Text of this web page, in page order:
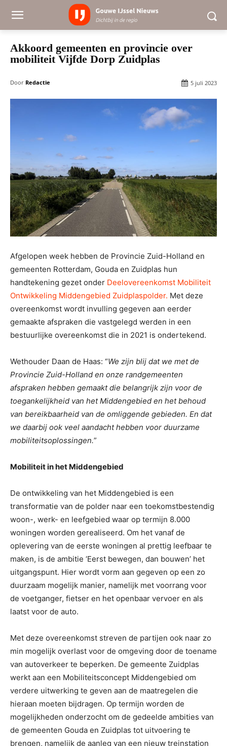
Akkoord gemeenten en provincie over
mobiliteit Vijfde Dorp Zuidplas
Door Redactie 5 juli 2023
Afgelopen week hebben de Provincie Zuid-Holland en
gemeenten Rotterdam, Gouda en Zuidplas hun
handtekening gezet onder Deelovereenkomst Mobiliteit
Ontwikkeling Middengebied Zuidplaspolder. Met deze
overeenkomst wordt invulling gegeven aan eerder
gemaakte afspraken die vastgelegd werden in een
bestuurlijke overeenkomst die in 2021 is ondertekend.
Wethouder Daan de Haas: “We zijn blij dat we met de
Provincie Zuid-Holland en onze randgemeenten
afspraken hebben gemaakt die belangrijk zijn voor de
toegankelijkheid van het Middengebied en het behoud
van bereikbaarheid van de omliggende gebieden. En dat
we daarbij ook veel aandacht hebben voor duurzame
mobiliteitsoplossingen.”
Mobiliteit in het Middengebied
De ontwikkeling van het Middengebied is een
transformatie van de polder naar een toekomstbestendig
woon-, werk- en leefgebied waar op termijn 8.000
woningen worden gerealiseerd. Om het vanaf de
oplevering van de eerste woningen al prettig leefbaar te
maken, is de ambitie ‘Eerst bewegen, dan bouwen’ het
uitgangspunt. Hier wordt vorm aan gegeven op een zo
duurzaam mogelijk manier, namelijk met voorrang voor
de voetganger, fietser en het openbaar vervoer en als
laatst voor de auto.
Met deze overeenkomst streven de partijen ook naar zo
min mogelijk overlast voor de omgeving door de toename
van autoverkeer te beperken. De gemeente Zuidplas
werkt aan een Mobiliteitsconcept Middengebied om
verdere uitwerking te geven aan de maatregelen die
hieraan moeten bijdragen. Op termijn worden de
mogelijkheden onderzocht om de gedeelde ambities van
de gemeenten Gouda en Zuidplas tot uitvoering te
brengen, namelijk de aanleg van een nieuw treinstation